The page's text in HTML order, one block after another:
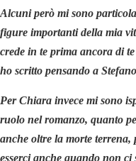
Alcuni però mi sono
figure importanti della mia
crede in te prima ancora di
ho scritto pensando a
Per Chiara invece mi sono
ruolo nel romanzo, quanto
anche oltre la morte terrena,
esserci anche quando non